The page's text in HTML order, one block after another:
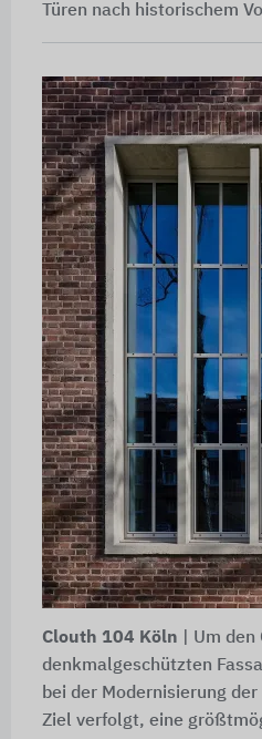
Türen nach historischem
Clouth 104 Köln | Um den
denkmalgeschützten
bei der Modernisierung
Ziel verfolgt, eine